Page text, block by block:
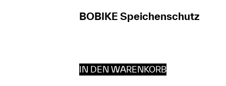
BOBIKE Speichenschutz
IN DEN WARENKORB